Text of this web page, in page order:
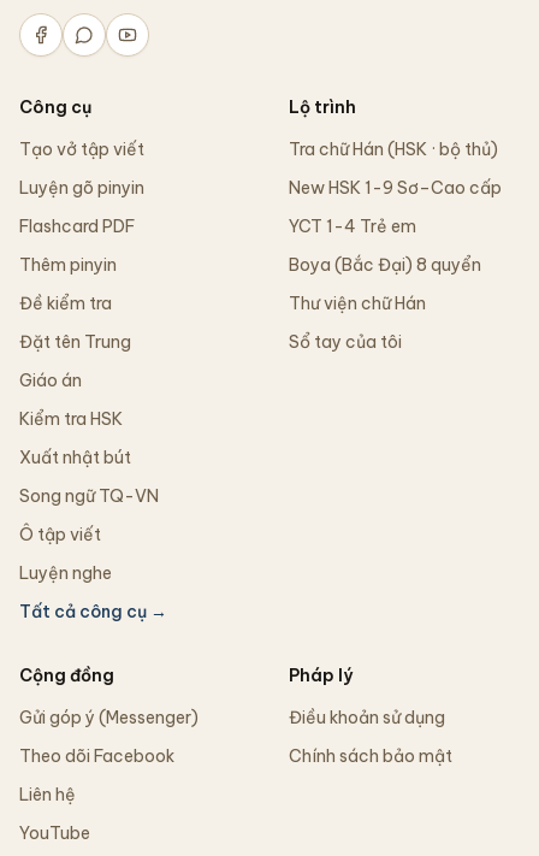
Công cụ
Tạo vở tập viết
Luyện gõ pinyin
Flashcard PDF
Thêm pinyin
Đề kiểm tra
Đặt tên Trung
Giáo án
Kiểm tra HSK
Xuất nhật bút
Song ngữ TQ-VN
Ô tập viết
Luyện nghe
Tất cả công cụ →
Lộ trình
Tra chữ Hán (HSK · bộ thủ)
New HSK 1-9 Sơ–Cao cấp
YCT 1-4 Trẻ em
Boya (Bắc Đại) 8 quyển
Thư viện chữ Hán
Sổ tay của tôi
Cộng đồng
Gửi góp ý (Messenger)
Theo dõi Facebook
Liên hệ
YouTube
Pháp lý
Điều khoản sử dụng
Chính sách bảo mật